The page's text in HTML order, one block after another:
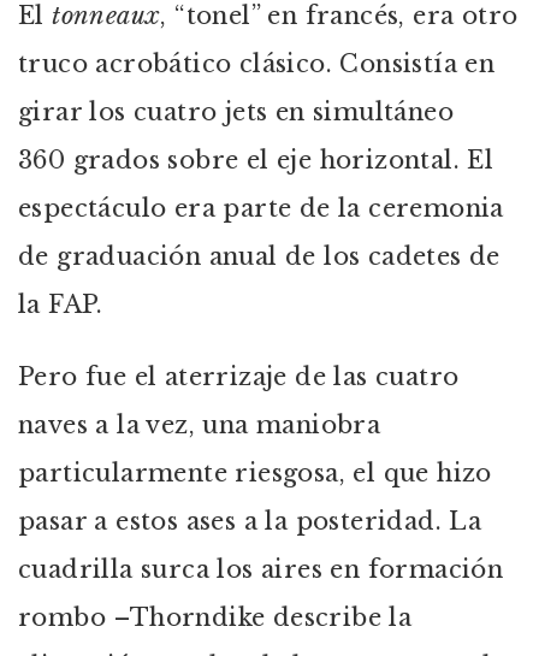
Eltonneaux, “tonel” en francés, era otro
truco acrobático clásico. Consistía en
girar los cuatro jets en simultáneo
360 grados sobre el eje horizontal. El
espectáculo era parte de la ceremonia
de graduación anual de los cadetes de
la FAP.
Pero fue el aterrizaje de las cuatro
naves a la vez, una maniobra
particularmente riesgosa, el que hizo
pasar a estos ases a la posteridad. La
cuadrilla surca los aires en formación
rombo –Thorndike describe la